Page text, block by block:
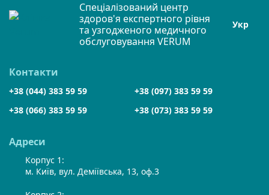
Спеціалізований центр
здоров'я експертного рівня
та узгодженого медичного
обслуговування VERUM
Укр
Адреси
Корпус 1:
м. Київ, вул. Деміївська, 13, оф.3
Контакти
+38 (044) 383 59 59
+38 (097) 383 59 59
+38 (066) 383 59 59
+38 (073) 383 59 59